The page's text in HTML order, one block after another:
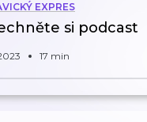
EXPRES
si podcast
17 min